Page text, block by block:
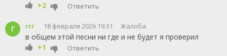
+2
Ответить
Г ггг 18 февраля 2026 19:31 Жалоба
в общем этой песни ни где и не будет я проверил
+1
Ответить